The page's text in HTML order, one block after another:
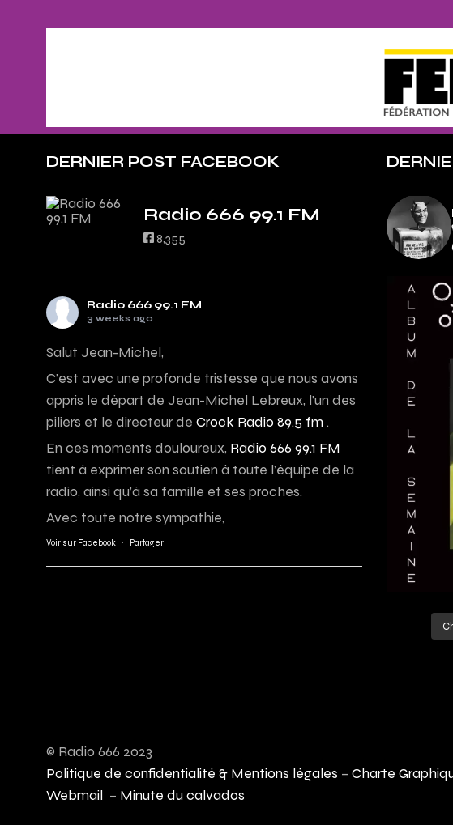
DERNIER POST FACEBOOK
Radio 666 99.1 FM
8,355
Radio 666 99.1 FM
3 weeks ago
Salut Jean-Michel,
C’est avec une profonde tristesse que nous avons
appris le départ de Jean-Michel Lebreux, l’un des
piliers et le directeur de Crock Radio 89.5 fm .
En ces moments douloureux, Radio 666 99.1 FM
tient à exprimer son soutien à toute l’équipe de la
radio, ainsi qu’à sa famille et ses proches.
Avec toute notre sympathie,
Voir sur Facebook · Partager
© Radio 666 2023
Politique de confidentialité & Mentions légales – Charte
Webmail – Minute du calvados